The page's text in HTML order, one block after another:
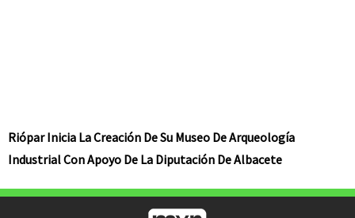
Riópar Inicia La Creación De Su Museo De Arqueología
Industrial Con Apoyo De La Diputación De Albacete